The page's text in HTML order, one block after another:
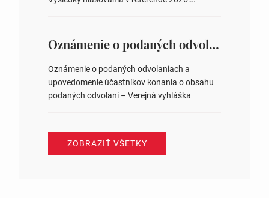
ysledky.html
Oznámenie o podaných odvolaniach a upovedomenie účastníkov konania o obsahu podaných odvolani – Verejná vyhláška
Oznámenie o podaných odvolaniach a
upovedomenie účastníkov konania o obsahu
podaných odvolani – Verejná vyhláška
ZOBRAZIŤ VŠETKY